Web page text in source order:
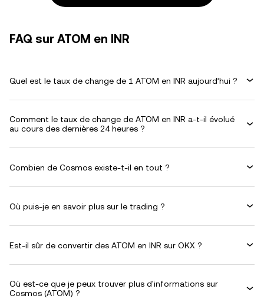
FAQ sur ATOM en INR
Quel est le taux de change de 1 ATOM en INR aujourd’hui ?
Comment le taux de change de ATOM en INR a-t-il évolué
au cours des dernières 24 heures ?
Combien de Cosmos existe-t-il en tout ?
Où puis-je en savoir plus sur le trading ?
Est-il sûr de convertir des ATOM en INR sur OKX ?
Où est-ce que je peux trouver plus d'informations sur
Cosmos (ATOM) ?